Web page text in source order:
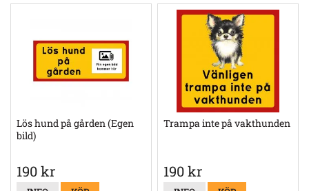
Lös hund på gården (Egen
bild)
190 kr
Trampa inte på vakthunden
190 kr